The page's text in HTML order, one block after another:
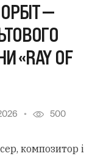
—
OF
500
композитор і